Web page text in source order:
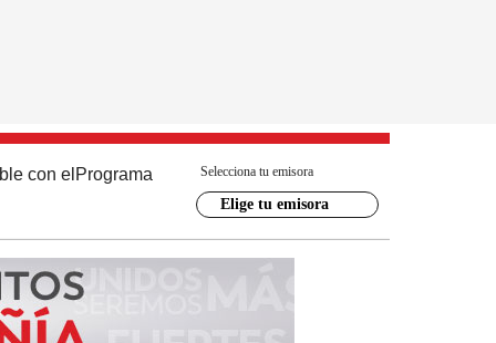
con el Programa Selecciona tu emisora
Elige tu emisora